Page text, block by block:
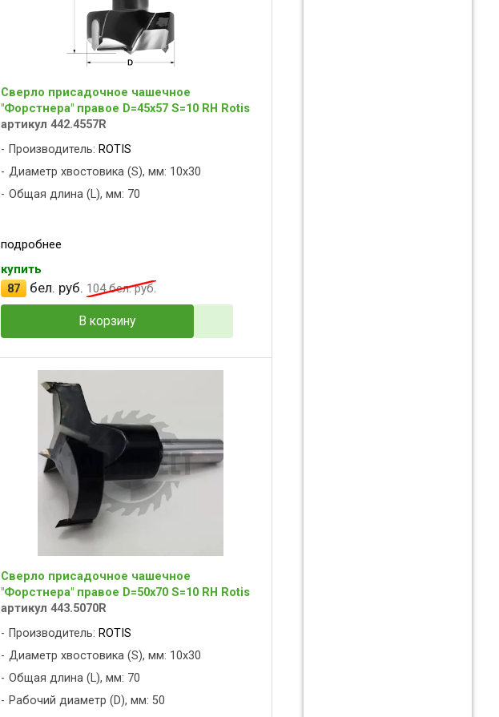
Сверло присадочное чашечное
"Форстнера" правое D=45x57 S=10 RH Rotis
артикул 442.4557R
Производитель: ROTIS
Диаметр хвостовика (S), мм: 10x30
Общая длина (L), мм: 70
подробнее
купить
87
бел. руб. 104бел. руб.
В корзину
Сверло присадочное чашечное
"Форстнера" правое D=50x70 S=10 RH Rotis
артикул 443.5070R
Производитель: ROTIS
Диаметр хвостовика (S), мм: 10x30
Общая длина (L), мм: 70
Рабочий диаметр (D), мм: 50